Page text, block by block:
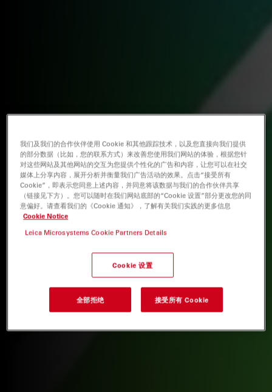
我们及我们的合作伙伴使用 Cookie 和其他跟踪技术，以及您直接向我们提供
的部分数据（比如，您的联系方式）来改善您使用我们网站的体验，根据您针
对这些网站及其他网站的交互为您提供个性化的广告和内容，让您可以在社交
媒体上分享内容，展开分析并衡量我们广告活动的效果。点击“接受所有
Cookie”，即表示您同意上述内容，并同意将该数据与我们的合作伙伴共享
（链接见下方）。您可以随时在我们网站底部的“Cookie 设置”部分更改您的同
意偏好。请查看我们的《Cookie 通知》，了解有关我们实践的更多信息
Cookie Notice
Leica Microsystems Cookie Partners Details
Cookie 设置
全部拒绝 接受所有 Cookie